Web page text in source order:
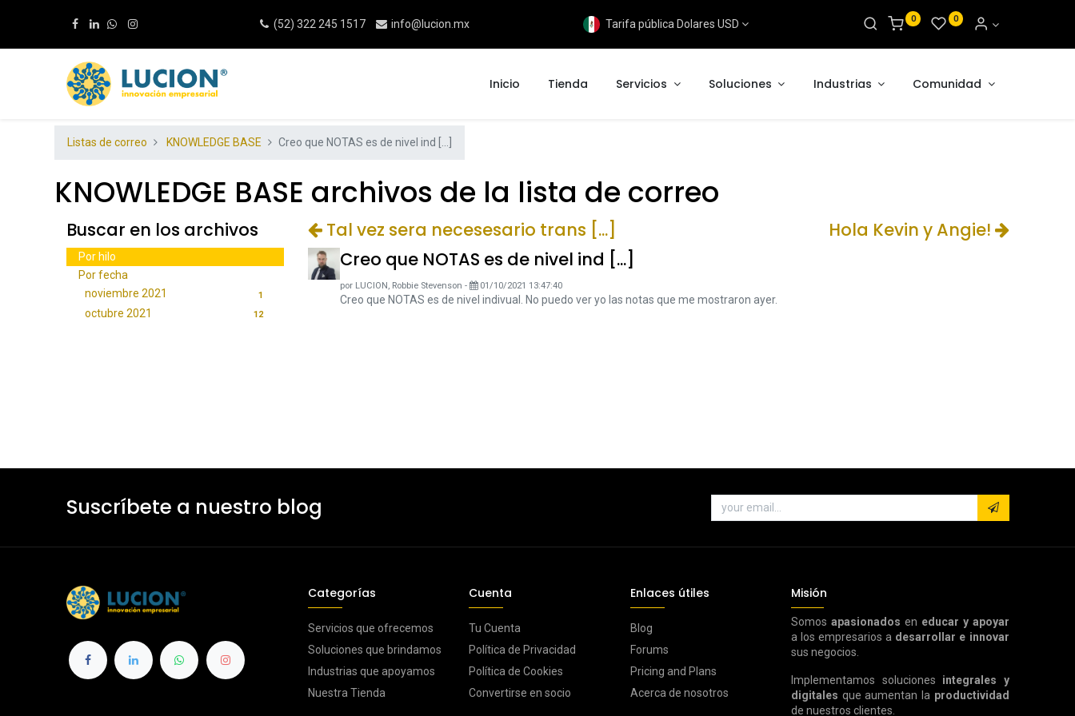
(52) 322 245 1517 info@lucion.mx Tarifa pública Dolares USD 0 0
Inicio Tienda Servicios Soluciones Industrias Comunidad
Listas de correo KNOWLEDGE BASE Creo que NOTAS es de nivel ind [...]
KNOWLEDGE BASE archivos de la lista de correo
Buscar en los archivos
Por hilo
Por fecha
noviembre 2021
1
octubre 2021 12
Tal vez sera necesesario trans [...]
Hola Kevin y Angie!
Creo que NOTAS es de nivel ind [...]
por LUCION, Robbie Stevenson - 01/10/2021 13:47:40
Creo que NOTAS es de nivel indivual. No puedo ver yo las notas que me mostraron ayer.
Suscríbete a nuestro blog
Categorías
Servicios que ofrecemos
Soluciones que brindamos
Industrias que apoyamos
Nuestra Tienda
Cuenta
Tu Cuenta
Política de Privacidad
Política de Cookies
Convertirse en socio
Enlaces útiles
Blog
Forums
Pricing and Plans
Acerca de nosotros
Misión
Somosapasionados en educar y apoyar
a los empresarios a desarrollar e innovar
sus negocios.
Implementamos soluciones integrales y
digitales que aumentan la productividad
de nuestros clientes.